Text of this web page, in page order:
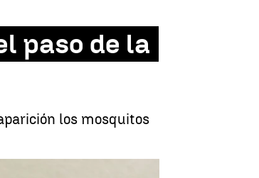
paso de la
los mosquitos
por el Levante |